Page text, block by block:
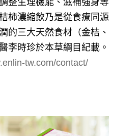
整生理機能、滋補強身等
柿濃縮飲乃是從食療同源
的三大天然食材（金桔、
李時珍於本草綱目紀載。
tw.com/contact/